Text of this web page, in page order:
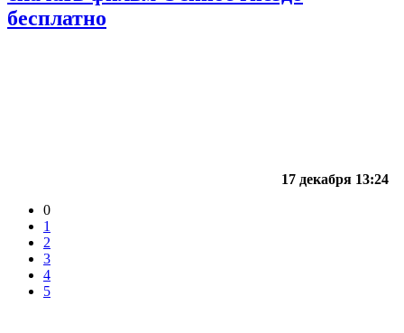
бесплатно
17 декабря 13:24
0
1
2
3
4
5